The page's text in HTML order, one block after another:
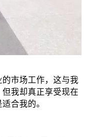
市场工作，这与我
我却真正享受现在
合我的。